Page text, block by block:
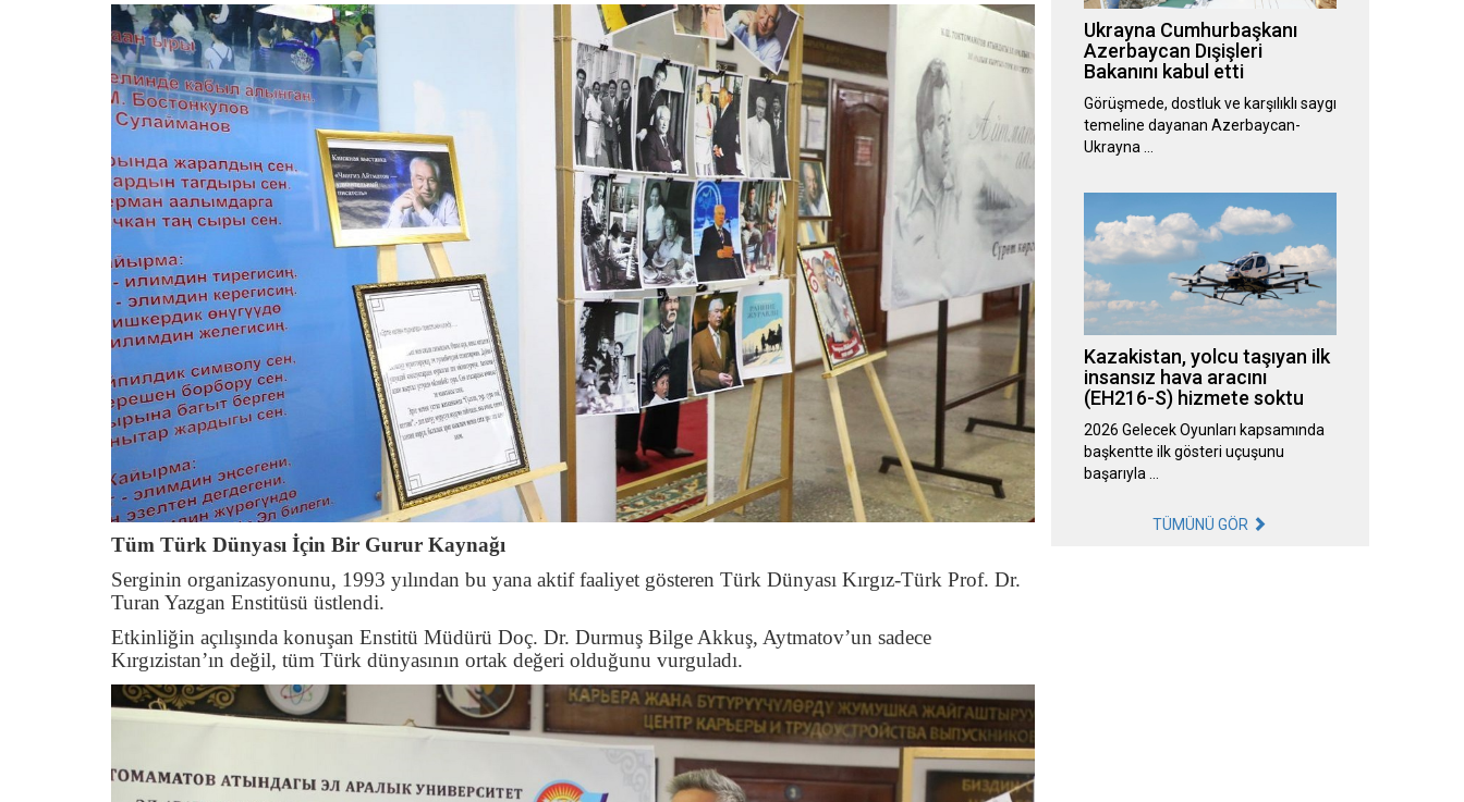
Tüm Türk Dünyası İçin Bir Gurur Kaynağı
Serginin organizasyonunu, 1993 yılından bu yana aktif faaliyet gösteren Türk Dünyası Kırgız-Türk Prof. Dr.
Turan Yazgan Enstitüsü üstlendi.
Etkinliğin açılışında konuşan Enstitü Müdürü Doç. Dr. Durmuş Bilge Akkuş, Aytmatov’un sadece
Kırgızistan’ın değil, tüm Türk dünyasının ortak değeri olduğunu vurguladı.
Ukrayna Cumhurbaşkanı
Azerbaycan Dışişleri
Bakanını kabul etti
Görüşmede, dostluk ve karşılıklı saygı
temeline dayanan Azerbaycan-
Ukrayna …
Kazakistan, yolcu taşıyan ilk
insansız hava aracını
(EH216-S) hizmete soktu
2026 Gelecek Oyunları kapsamında
başkentte ilk gösteri uçuşunu
başarıyla …
TÜMÜNÜ GÖR